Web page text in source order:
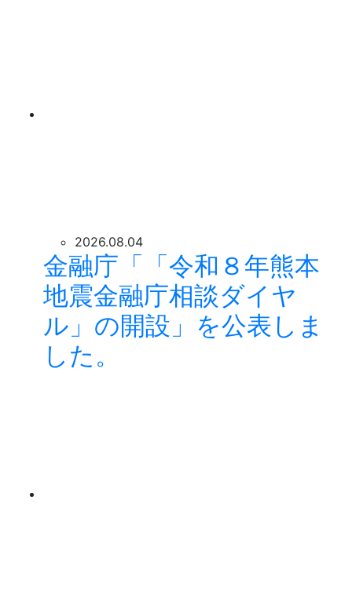
2026.08.04
金融庁「「令和８年熊本
地震金融庁相談ダイヤ
ル」の開設」を公表しま
した。